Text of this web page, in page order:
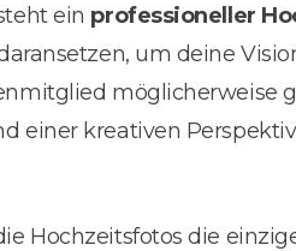
ein professioneller
um deine
möglicherweise
einer kreativen
Hochzeitsfotos die